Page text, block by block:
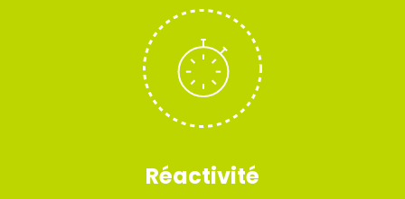
Réactivité